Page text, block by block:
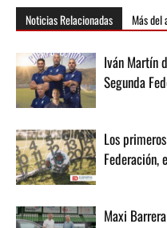
Noticias Relacionadas Más del
Iván Martín
Segunda
Los
Federación,
Maxi